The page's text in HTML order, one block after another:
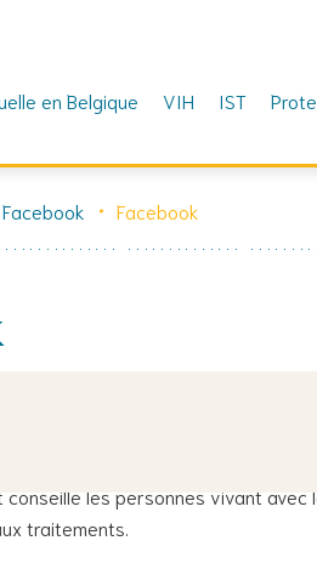
en Belgique VIH IST
Facebook Facebook
les personnes vivant avec
traitements.